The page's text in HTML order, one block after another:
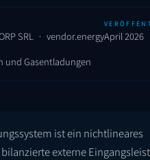
SRL · vendor.energyApril 2026
und Gasentladungen
ist ein nichtlineares
externe